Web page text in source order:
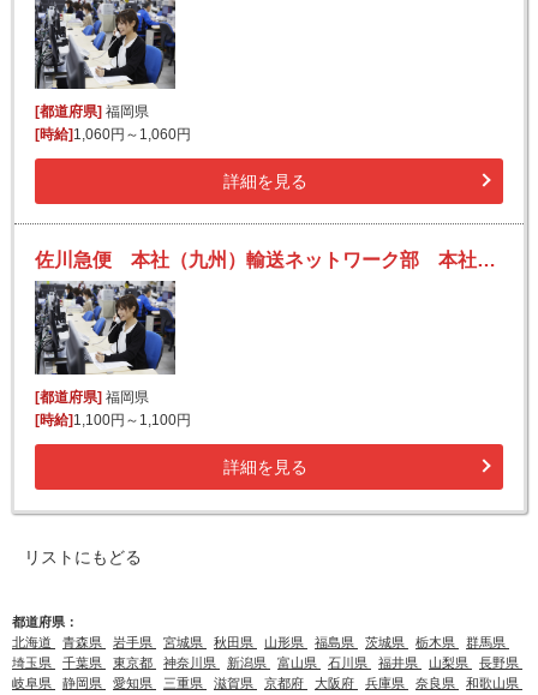
[都道府県]福岡県
[時給]1,060円～1,060円
詳細を見る
佐川急便 本社（九州）輸送ネットワーク部 本社スタッフの求人！未経験歓迎！先輩たちがサポートします♪
[都道府県] 福岡県
[時給] 1,100円～1,100円
詳細を見る
リストにもどる
都道府県：
北海道
青森県 岩手県 宮城県 秋田県 山形県 福島県 茨城県 栃木県
群馬県
埼玉県
千葉県 東京都 神奈川県 新潟県 富山県 石川県 福井県 山梨県
長野県
岐阜県
静岡県 愛知県 三重県 滋賀県 京都府 大阪府 兵庫県 奈良県
和歌山県